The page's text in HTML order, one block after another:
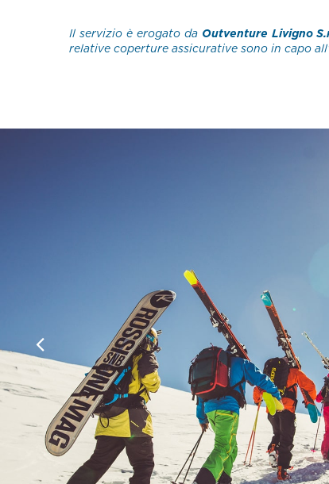
Il servizio è erogato da Outventure Livigno
relative coperture assicurative sono in capo